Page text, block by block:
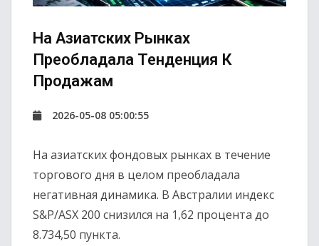
На Азиатских Рынках
Преобладала Тенденция К
Продажам
2026-05-08 05:00:55
На азиатских фондовых рынках в течение
торгового дня в целом преобладала
негативная динамика. В Австралии индекс
S&P/ASX 200 снизился на 1,62 процента до
8.734,50 пункта.